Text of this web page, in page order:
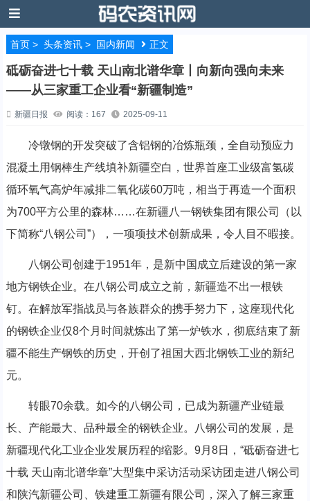
首页> 头条资讯> 国内新闻 正文
砥砺奋进七十载 天山南北谱华章丨向新向强向未来
——从三家重工企业看“新疆制造”
新疆日报 阅读：167 2025-09-11
冷镦钢的开发突破了含铝钢的冶炼瓶颈，全自动预应力
混凝土用钢棒生产线填补新疆空白，世界首座工业级富氢碳
循环氧气高炉年减排二氧化碳60万吨，相当于再造一个面积
为700平方公里的森林……在新疆八一钢铁集团有限公司（以
下简称“八钢公司”），一项项技术创新成果，令人目不暇接。
八钢公司创建于1951年，是新中国成立后建设的第一家
地方钢铁企业。在八钢公司成立之前，新疆造不出一根铁
钉。在解放军指战员与各族群众的携手努力下，这座现代化
的钢铁企业仅8个月时间就炼出了第一炉铁水，彻底结束了新
疆不能生产钢铁的历史，开创了祖国大西北钢铁工业的新纪
元。
转眼70余载。如今的八钢公司，已成为新疆产业链最
长、产能最大、品种最全的钢铁企业。八钢公司的发展，是
新疆现代化工业企业发展历程的缩影。9月8日，“砥砺奋进七
十载 天山南北谱华章”大型集中采访活动采访团走进八钢公司
和陕汽新疆公司、铁建重工新疆有限公司，深入了解三家重